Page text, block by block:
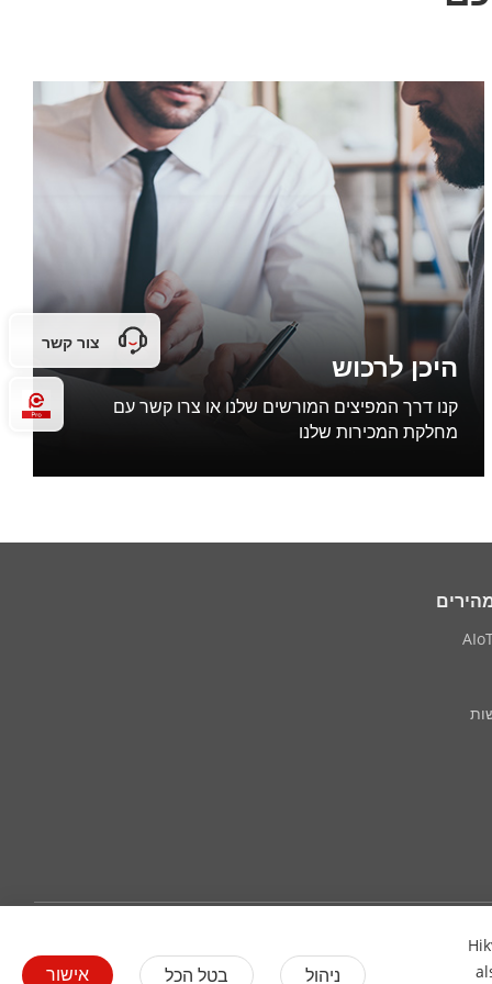
היכן לרכוש
קנו דרך המפיצים המורשים שלנו או צרו קשר עם
מחלקת המכירות שלנו
ניהול בטל הכל אישור
צור קשר